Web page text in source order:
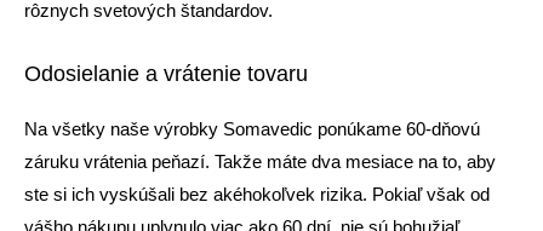
rôznych svetových štandardov.
Odosielanie a vrátenie tovaru
Na všetky naše výrobky Somavedic ponúkame 60-dňovú
záruku vrátenia peňazí. Takže máte dva mesiace na to, aby
ste si ich vyskúšali bez akéhokoľvek rizika. Pokiaľ však od
vášho nákupu uplynulo viac ako 60 dní, nie sú bohužiaľ